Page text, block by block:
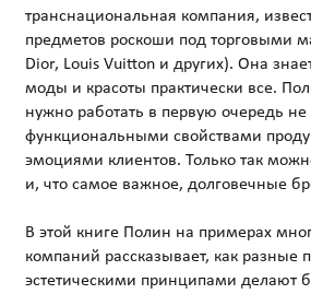
транснациональная компания,
предметов роскоши под торговыми
Dior, Louis Vuitton и других). Она
моды и красоты практически все.
нужно работать в первую очередь не
функциональными свойствами
эмоциями клиентов. Только так
и, что самое важное, долговечные
В этой книге Полин на примерах
компаний рассказывает, как разные
эстетическими принципами делают